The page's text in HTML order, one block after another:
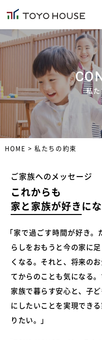
ホーム
コンセプト
TOYOHOUSEの家づく
施工事例
お客様の声
ブログ
ニュース
0120-255-269
営業時間／9：00〜17：30
定休日／土日祝
※事前連絡で定休日も対応可
私
HOME > 私たちの約束
ご家族へのメッセージ
これからも
家と家族が好きにな
「家で過ごす時間が好き。
らしをおもうと今の家に
くなる。 それと、将来の
てからのことも気になる。
家族で暮らす安心と、子
にしたいことを実現でき
りたい。」